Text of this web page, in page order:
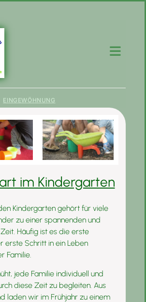
EINGEWÖHNUNG
im Kindergarten
Kindergarten gehört für viele
zu einer spannenden und
Häufig ist es die erste
erste Schritt in ein Leben
Familie.
jede Familie individuell und
diese Zeit zu begleiten. Aus
laden wir im Frühjahr zu einem